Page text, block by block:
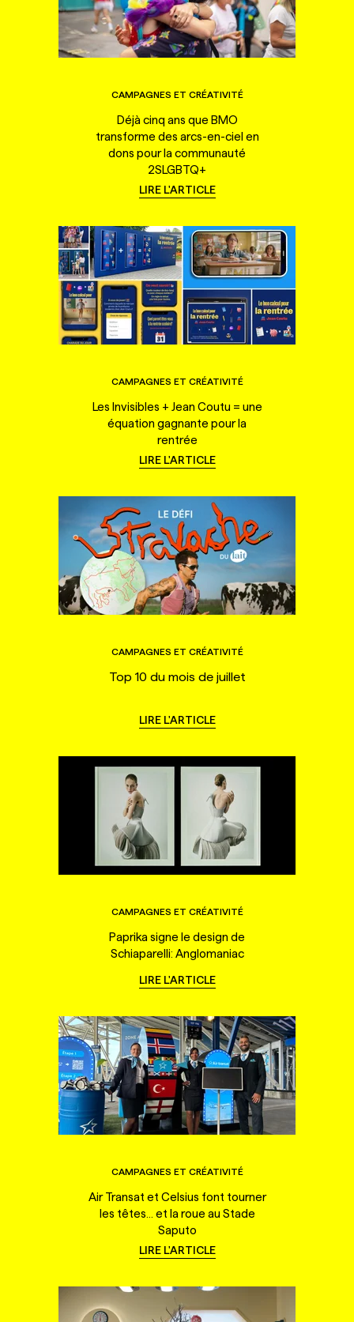
CAMPAGNES ET CRÉATIVITÉ
Déjà cinq ans que BMO
transforme des arcs-en-ciel en
dons pour la communauté
2SLGBTQ+
LIRE L'ARTICLE
CAMPAGNES ET CRÉATIVITÉ
Les Invisibles + Jean Coutu = une
équation gagnante pour la
rentrée
LIRE L'ARTICLE
CAMPAGNES ET CRÉATIVITÉ
Top 10 du mois de juillet
LIRE L'ARTICLE
CAMPAGNES ET CRÉATIVITÉ
Paprika signe le design de
Schiaparelli: Anglomaniac
LIRE L'ARTICLE
CAMPAGNES ET CRÉATIVITÉ
Air Transat et Celsius font tourner
les têtes... et la roue au Stade
Saputo
LIRE L'ARTICLE